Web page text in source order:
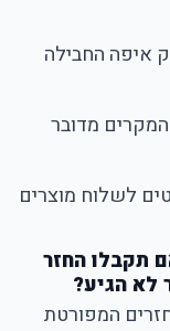
איפה החבילה
המקרים מדובר
לשלוח מוצרים
תקבלו החזר
לא הגיע?
המפורטת